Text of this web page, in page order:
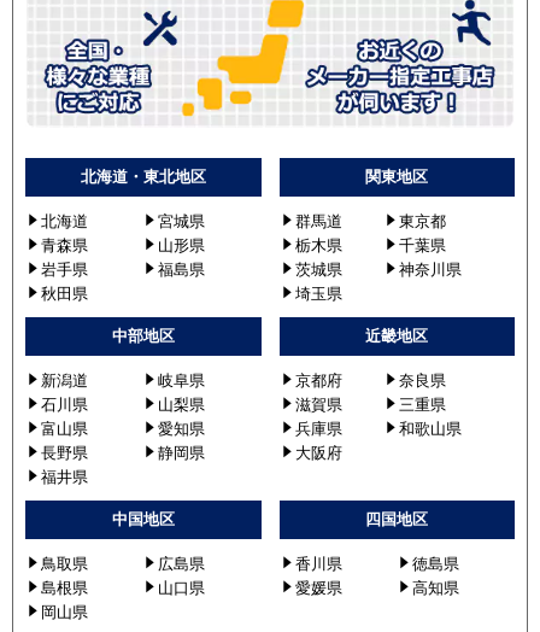
北海道・東北地区
北海道
宮城県
青森県
山形県
岩手県
福島県
秋田県
関東地区
群馬道
東京都
栃木県
千葉県
茨城県
神奈川県
埼玉県
中部地区
新潟道
岐阜県
石川県
山梨県
富山県
愛知県
長野県
静岡県
福井県
近畿地区
京都府
奈良県
滋賀県
三重県
兵庫県
和歌山県
大阪府
中国地区
鳥取県
広島県
島根県
山口県
岡山県
四国地区
香川県
徳島県
愛媛県
高知県